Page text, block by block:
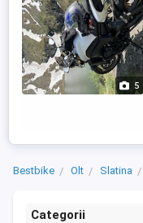
5
Bestbike Olt Slatina
Categorii